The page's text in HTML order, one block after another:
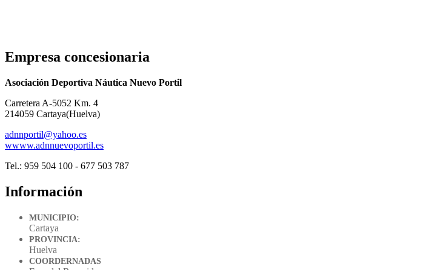
Empresa concesionaria
Asociación Deportiva Náutica Nuevo Portil
Carretera A-5052 Km. 4
214059 Cartaya(Huelva)
adnnportil@yahoo.es
wwww.adnnuevoportil.es
Tel.: 959 504 100 - 677 503 787
Información
MUNICIPIO:
Cartaya
PROVINCIA:
Huelva
COORDERNADAS